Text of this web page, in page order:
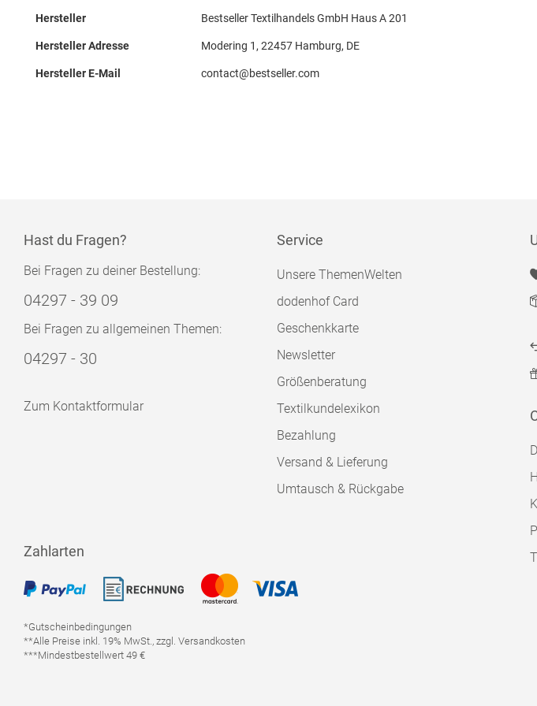
Hersteller Bestseller Textilhandels GmbH Haus A 201
Hersteller Adresse Modering 1, 22457 Hamburg, DE
Hersteller E-Mail contact@bestseller.com
Hast du Fragen?
Bei Fragen zu deiner Bestellung:
04297 - 39 09
Bei Fragen zu allgemeinen Themen:
04297 - 30
Zum Kontaktformular
Service
Unsere ThemenWelten
dodenhof Card
Geschenkkarte
Newsletter
Größenberatung
Textilkundelexikon
Bezahlung
Versand & Lieferung
Umtausch & Rückgabe
Zahlarten
*Gutscheinbedingungen
**Alle Preise inkl. 19% MwSt., zzgl. Versandkosten
***Mindestbestellwert 49 €